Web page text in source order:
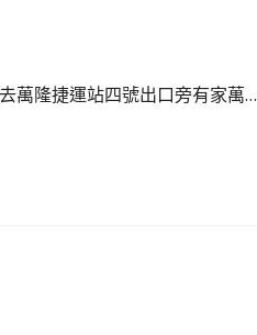
萬隆捷運站四號出口旁有家萬…